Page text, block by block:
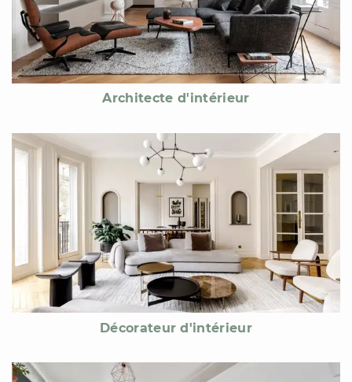
Architecte d'intérieur
Décorateur d'intérieur